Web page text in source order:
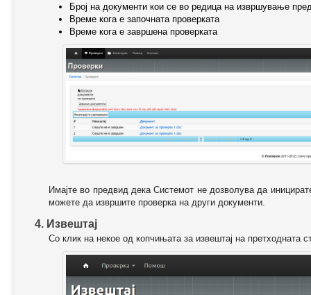
Број на документи кои се во редица на извршување
Време кога е започната проверката
Време кога е завршена проверката
Имајте во предвид дека Системот не дозволува да
можете да извршите проверка на други документи.
4. Извештај
Со клик на некое од копчињата за извештај на претходната